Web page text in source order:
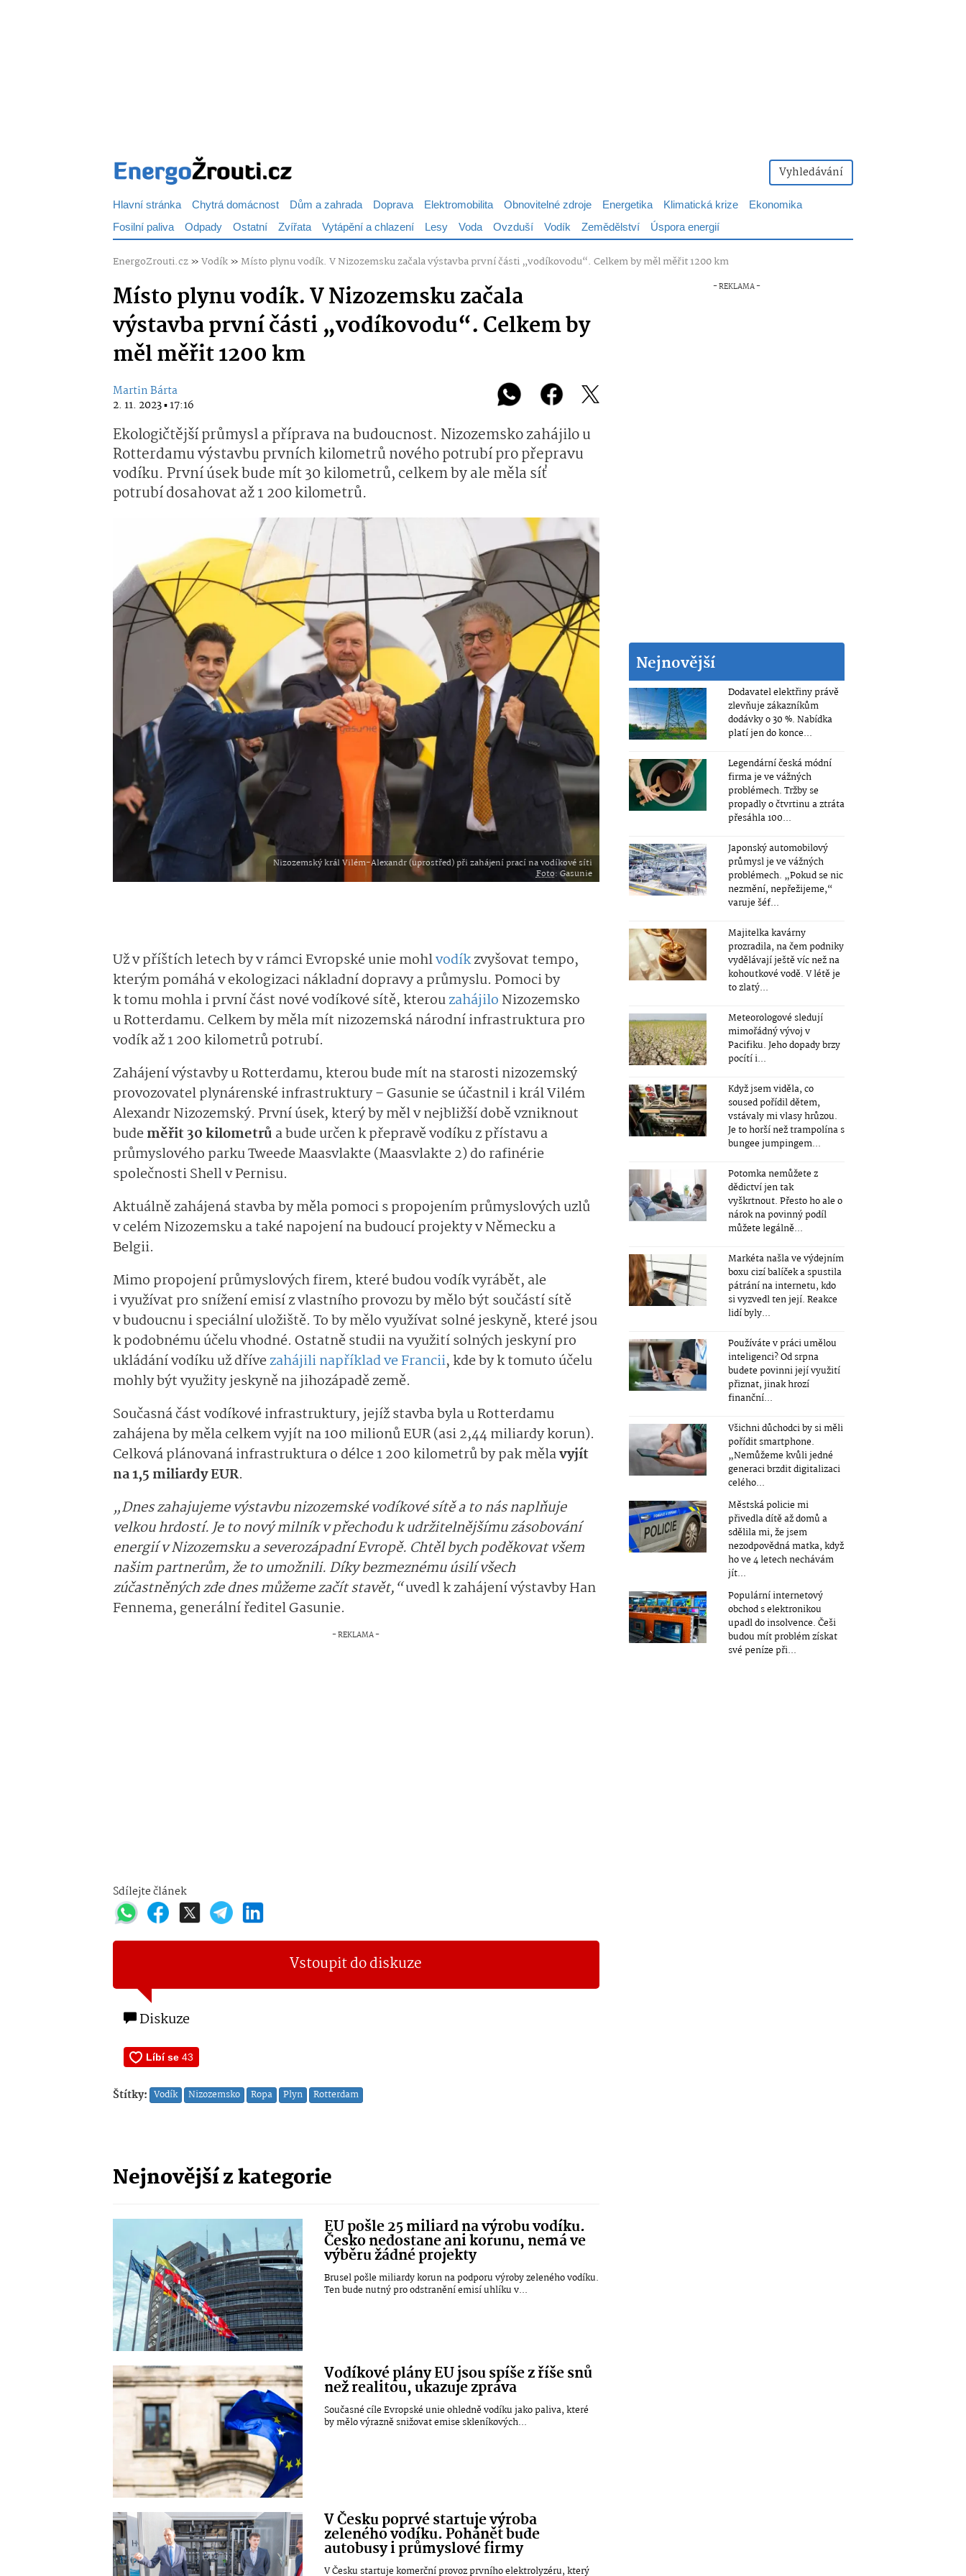
Vyhledávání
Hlavní stránka Chytrá domácnost Dům a zahrada Doprava Elektromobilita Obnovitelné zdroje Energetika Klimatická krize
Ekonomika
Fosilní paliva Odpady Ostatní Zvířata Vytápění a chlazení Lesy Voda Ovzduší Vodík Zemědělství Úspora energií
EnergoZrouti.cz»Vodík»Místo plynu vodík. V Nizozemsku začala výstavba první části „vodíkovodu“. Celkem by měl měřit 1200 km
Místo plynu vodík. V Nizozemsku začala
výstavba první části „vodíkovodu“. Celkem by
měl měřit 1200 km
Martin Bárta
2. 11. 2023 ▪ 17:16
Ekologičtější průmysl a příprava na budoucnost. Nizozemsko zahájilo u
Rotterdamu výstavbu prvních kilometrů nového potrubí pro přepravu
vodíku. První úsek bude mít 30 kilometrů, celkem by ale měla síť
potrubí dosahovat až 1 200 kilometrů.
Nizozemský král Vilém-Alexandr (uprostřed) při zahájení prací na vodíkové síti
Foto: Gasunie
Už v příštích letech by v rámci Evropské unie mohlvodíkzvyšovat tempo,
kterým pomáhá v ekologizaci nákladní dopravy a průmyslu. Pomoci by
k tomu mohla i první část nové vodíkové sítě, kterouzahájilo Nizozemsko
u Rotterdamu. Celkem by měla mít nizozemská národní infrastruktura pro
vodík až 1 200 kilometrů potrubí.
Zahájení výstavby u Rotterdamu, kterou bude mít na starosti nizozemský
provozovatel plynárenské infrastruktury – Gasunie se účastnil i král Vilém
Alexandr Nizozemský. První úsek, který by měl v nejbližší době vzniknout
budeměřit 30 kilometrů a bude určen k přepravě vodíku z přístavu a
průmyslového parku Tweede Maasvlakte (Maasvlakte 2) do rafinérie
společnosti Shell v Pernisu.
Aktuálně zahájená stavba by měla pomoci s propojením průmyslových uzlů
v celém Nizozemsku a také napojení na budoucí projekty v Německu a
Belgii.
Mimo propojení průmyslových firem, které budou vodík vyrábět, ale
i využívat pro snížení emisí z vlastního provozu by mělo být součástí sítě
v budoucnu i speciální uložiště. To by mělo využívat solné jeskyně, které jsou
k podobnému účelu vhodné. Ostatně studii na využití solných jeskyní pro
ukládání vodíku už dřívezahájili například ve Francii, kde by k tomuto účelu
mohly být využity jeskyně na jihozápadě země.
Současná část vodíkové infrastruktury, jejíž stavba byla u Rotterdamu
zahájena by měla celkem vyjít na 100 milionů EUR (asi 2,44 miliardy korun).
Celková plánovaná infrastruktura o délce 1 200 kilometrů by pak mělavyjít
na 1,5 miliardy EUR.
„Dnes zahajujeme výstavbu nizozemské vodíkové sítě a to nás naplňuje
velkou hrdostí. Je to nový milník v přechodu k udržitelnějšímu zásobování
energií v Nizozemsku a severozápadní Evropě. Chtěl bych poděkovat všem
našim partnerům, že to umožnili. Díky bezmeznému úsilí všech
zúčastněných zde dnes můžeme začít stavět,“uvedl k zahájení výstavby Han
Fennema, generální ředitel Gasunie.
Sdílejte článek
Vstoupit do diskuze
Diskuze
Štítky: Vodík Nizozemsko Ropa Plyn Rotterdam
Nejnovější z kategorie
EU pošle 25 miliard na výrobu vodíku.
Česko nedostane ani korunu, nemá ve
výběru žádné projekty
Brusel pošle miliardy korun na podporu výroby zeleného vodíku.
Ten bude nutný pro odstranění emisí uhlíku v...
Vodíkové plány EU jsou spíše z říše snů
než realitou, ukazuje zpráva
Současné cíle Evropské unie ohledně vodíku jako paliva, které
by mělo výrazně snižovat emise skleníkových...
V Česku poprvé startuje výroba
zeleného vodíku. Pohánět bude
autobusy i průmyslové firmy
V Česku startuje komerční provoz prvního elektrolyzéru, který
Nejnovější
Dodavatel elektřiny právě
zlevňuje zákazníkům
dodávky o 30 %. Nabídka
platí jen do konce...
Legendární česká módní
firma je ve vážných
problémech. Tržby se
propadly o čtvrtinu a ztráta
přesáhla 100...
Japonský automobilový
průmysl je ve vážných
problémech. „Pokud se nic
nezmění, nepřežijeme,“
varuje šéf...
Majitelka kavárny
prozradila, na čem podniky
vydělávají ještě víc než na
kohoutkové vodě. V létě je
to zlatý...
Meteorologové sledují
mimořádný vývoj v
Pacifiku. Jeho dopady brzy
pocítí i...
Když jsem viděla, co
soused pořídil dětem,
vstávaly mi vlasy hrůzou.
Je to horší než trampolína s
bungee jumpingem...
Potomka nemůžete z
dědictví jen tak
vyškrtnout. Přesto ho ale o
nárok na povinný podíl
můžete legálně...
Markéta našla ve výdejním
boxu cizí balíček a spustila
pátrání na internetu, kdo
si vyzvedl ten její. Reakce
lidí byly...
Používáte v práci umělou
inteligenci? Od srpna
budete povinni její využití
přiznat, jinak hrozí
finanční...
Všichni důchodci by si měli
pořídit smartphone.
„Nemůžeme kvůli jedné
generaci brzdit digitalizaci
celého...
Městská policie mi
přivedla dítě až domů a
sdělila mi, že jsem
nezodpovědná matka, když
ho ve 4 letech nechávám
jít...
Populární internetový
obchod s elektronikou
upadl do insolvence. Češi
budou mít problém získat
své peníze při...